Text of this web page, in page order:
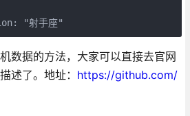
"射手座"
数据的方法，大家可以直接去官网
述了。地址： https://github.com/